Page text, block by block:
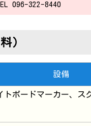
096-322-8440
）
設備
トボードマーカー、ス